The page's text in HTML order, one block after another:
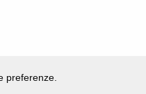
preferenze.